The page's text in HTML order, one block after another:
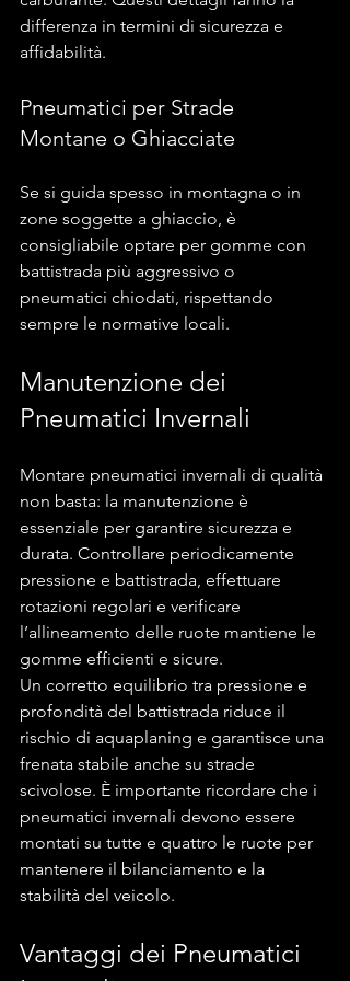
differenza in termini di sicurezza e
affidabilità.
Pneumatici per Strade
Montane o Ghiacciate
Se si guida spesso in montagna o in
zone soggette a ghiaccio, è
consigliabile optare per gomme con
battistrada più aggressivo o
pneumatici chiodati, rispettando
sempre le normative locali.
Manutenzione dei
Pneumatici Invernali
Montare pneumatici invernali di qualità
non basta: la manutenzione è
essenziale per garantire sicurezza e
durata. Controllare periodicamente
pressione e battistrada, effettuare
rotazioni regolari e verificare
l’allineamento delle ruote mantiene le
gomme efficienti e sicure.
Un corretto equilibrio tra pressione e
profondità del battistrada riduce il
rischio di aquaplaning e garantisce una
frenata stabile anche su strade
scivolose. È importante ricordare che i
pneumatici invernali devono essere
montati su tutte e quattro le ruote per
mantenere il bilanciamento e la
stabilità del veicolo.
Vantaggi dei Pneumatici